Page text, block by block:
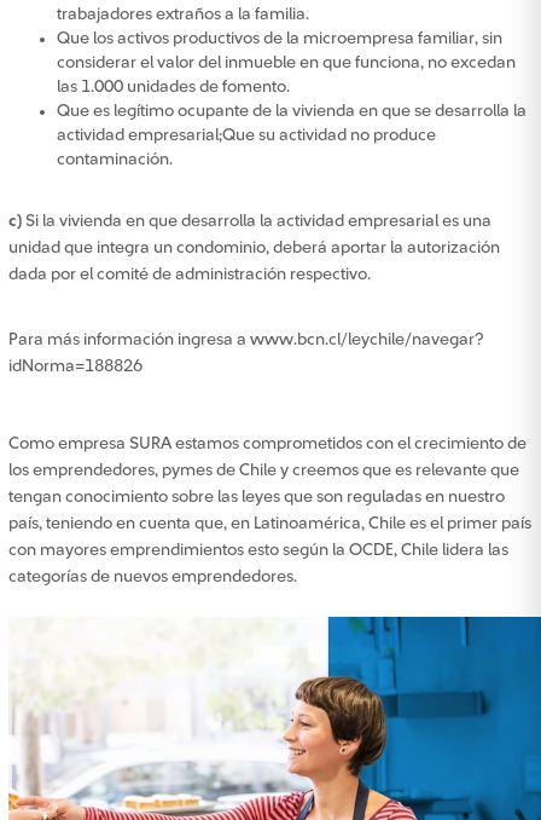
trabajadores extraños a la familia.
Que los activos productivos de la microempresa familiar, sin
considerar el valor del inmueble en que funciona, no excedan
las 1.000 unidades de fomento.
Que es legítimo ocupante de la vivienda en que se desarrolla la
actividad empresarial;Que su actividad no produce
contaminación.
c) Si la vivienda en que desarrolla la actividad empresarial es una
unidad que integra un condominio, deberá aportar la autorización
dada por el comité de administración respectivo.
Para más información ingresa a www.bcn.cl/leychile/navegar?
idNorma=188826
Como empresa SURA estamos comprometidos con el crecimiento de
los emprendedores, pymes de Chile y creemos que es relevante que
tengan conocimiento sobre las leyes que son reguladas en nuestro
país, teniendo en cuenta que, en Latinoamérica, Chile es el primer país
con mayores emprendimientos esto según la OCDE, Chile lidera las
categorías de nuevos emprendedores.